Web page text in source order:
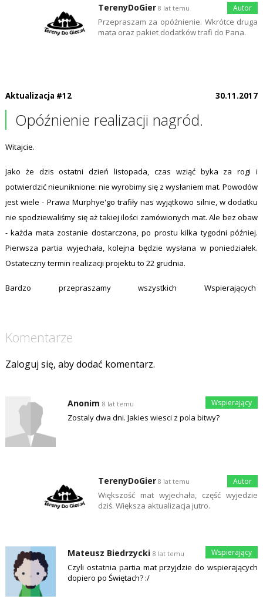
TerenyDoGier 8 lat temu
Przepraszam za opóźnienie. Wkrótce druga
mata oraz pakiet dodatków trafi do Pana.
Aktualizacja #12 30.11.2017
Opóźnienie realizacji nagród.
Witajcie.
Jako że dzis ostatni dzień listopada, czas wziąć byka za rogi i
potwierdzić nieuniknione: nie wyrobimy się z wysłaniem mat. Powodów
jest wiele - Prawa Murphye'go trafiły nas wyjątkowo silnie, w dodatku
nie spodziewaliśmy się aż takiej ilości zamówionych mat. Ale bez obaw
- każda mata zostanie dostarczona, po prostu kilka tygodni później.
Pierwsza partia wyjechała, kolejna będzie wysłana w poniedziałek.
Ostateczny termin realizacji projektu to 22 grudnia.
Bardzo przepraszamy wszystkich Wspierających
Komentarze
Zaloguj się, aby dodać komentarz.
Anonim 8 lat temu
Zostaly dwa dni. Jakies wiesci z pola bitwy?
TerenyDoGier 8 lat temu
Większość mat wyjechała, część wyjedzie
dziś. Większa aktualizacja jutro.
Mateusz Biedrzycki 8 lat temu
Czyli ostatnia partia mat przyjdzie do wspierających
dopiero po Świętach? :/